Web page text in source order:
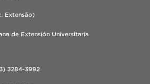
Extensão)
de Extensión Universitaria
3284-3992